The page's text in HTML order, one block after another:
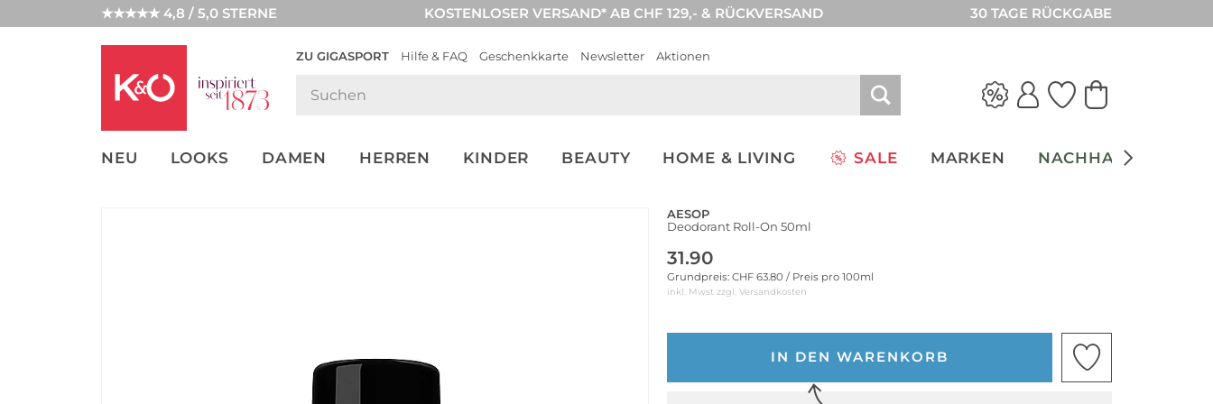
★★★★★ 4,8 / 5,0 STERNE KOSTENLOSER VERSAND* AB CHF 129,- & RÜCKVERSAND 30 TAGE RÜCKGABE
ZU GIGASPORT Hilfe & FAQ Geschenkkarte Newsletter Aktionen
NEU LOOKS DAMEN HERREN KINDER BEAUTY HOME & LIVING SALE MARKEN NACHHALTIGKEIT
NEW IN
WEDDING
AESOP
Deodorant Roll-On 50ml
31.90
Grundpreis: CHF 63.80 / Preis pro 100ml
inkl. Mwst zzgl. Versandkosten
IN DEN WARENKORB